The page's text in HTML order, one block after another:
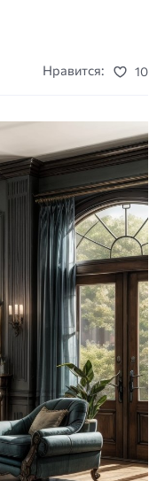
Нравится: 10